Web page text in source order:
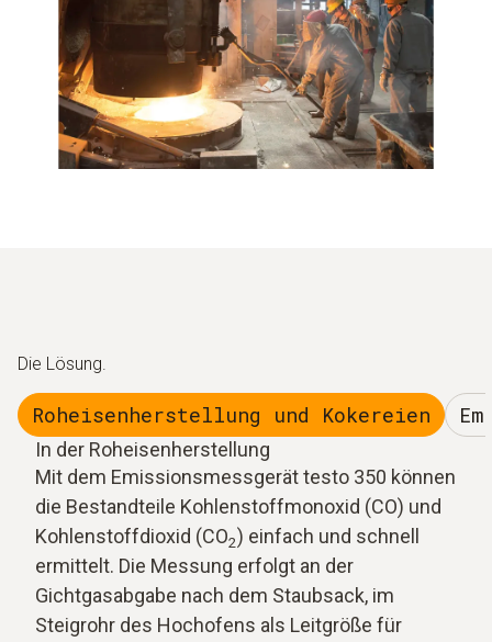
Die Lösung.
Roheisenherstellung und Kokereien
In der Roheisenherstellung
Mit dem Emissionsmessgerät testo 350 können
die Bestandteile Kohlenstoffmonoxid (CO) und
Kohlenstoffdioxid (CO2) einfach und schnell
ermittelt. Die Messung erfolgt an der
Gichtgasabgabe nach dem Staubsack, im
Steigrohr des Hochofens als Leitgröße für